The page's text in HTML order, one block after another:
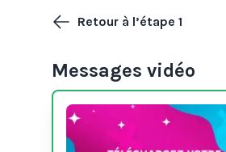
Retour à l’étape 1
Messages vidéo